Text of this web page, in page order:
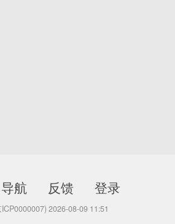
导航 反馈 登录
2026-08-09 11:51